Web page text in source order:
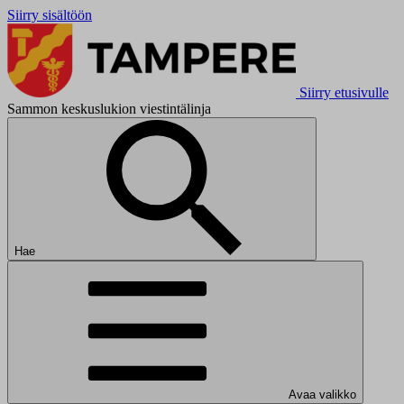
Siirry sisältöön
Siirry etusivulle
Sammon keskuslukion viestintälinja
Hae
Avaa valikko